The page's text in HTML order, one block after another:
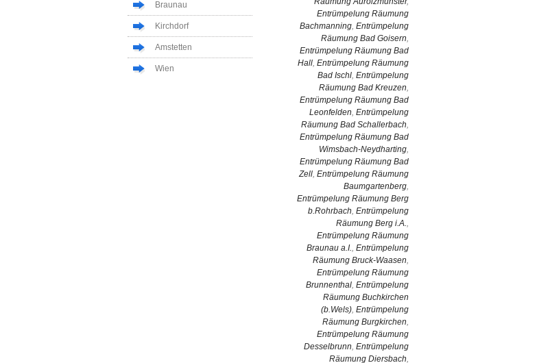
Entrümpelung Räumung
Bachmanning Entrümpelung
Räumung Bad Goisern
Entrümpelung Räumung Bad
Hall Entrümpelung Räumung
Bad Ischl Entrümpelung
Räumung Bad Kreuzen
Entrümpelung Räumung Bad
Leonfelden Entrümpelung
Räumung Bad Schallerbach
Entrümpelung Räumung Bad
Wimsbach-Neydharting
Entrümpelung Räumung Bad
Zell Entrümpelung Räumung
Baumgartenberg
Entrümpelung Räumung Berg
b.Rohrbach Entrümpelung
Räumung Berg i.A.
Entrümpelung Räumung
Braunau a.I. Entrümpelung
Räumung Bruck-Waasen
Entrümpelung Räumung
Brunnenthal Entrümpelung
Räumung Buchkirchen
(b.Wels) Entrümpelung
Räumung Burgkirchen
Entrümpelung Räumung
Desselbrunn Entrümpelung
Räumung Diersbach
Braunau
Kirchdorf
Amstetten
Wien